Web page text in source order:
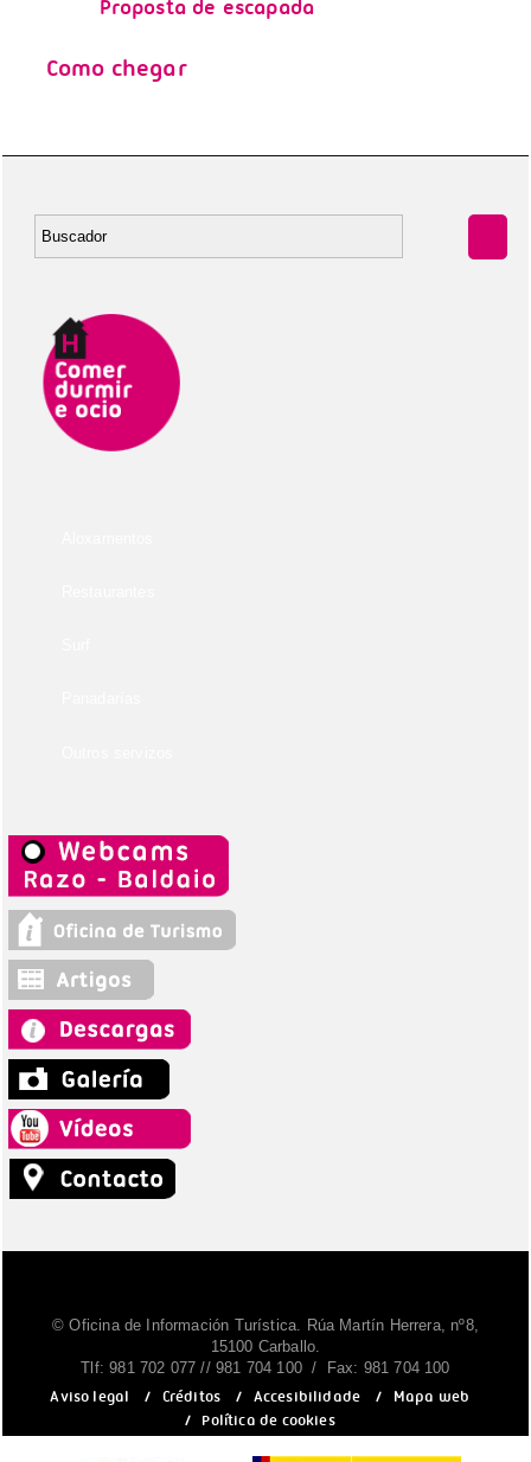
Proposta de escapada
Como chegar
© Oficina de Información Turística. Rúa Martín Herrera, nº8,
15100 Carballo.
Tlf: 981 702 077 // 981 704 100 / Fax: 981 704 100
Aviso legal / Créditos / Accesibilidade /
Mapa web
/ Política de cookies